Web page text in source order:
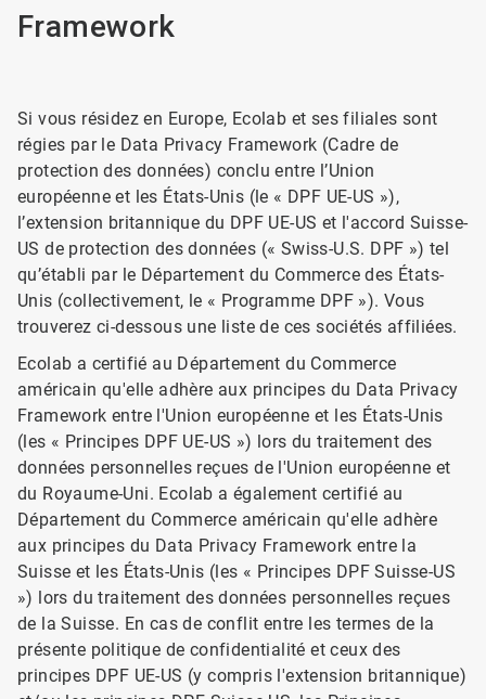
Framework
Si vous résidez en Europe, Ecolab et ses filiales sont
régies par le Data Privacy Framework (Cadre de
protection des données) conclu entre l’Union
européenne et les États-Unis (le « DPF UE-US »),
l’extension britannique du DPF UE-US et l'accord Suisse-
US de protection des données (« Swiss-U.S. DPF ») tel
qu’établi par le Département du Commerce des États-
Unis (collectivement, le « Programme DPF »). Vous
trouverez ci-dessous une liste de ces sociétés affiliées.
Ecolab a certifié au Département du Commerce
américain qu'elle adhère aux principes du Data Privacy
Framework entre l'Union européenne et les États-Unis
(les « Principes DPF UE-US ») lors du traitement des
données personnelles reçues de l'Union européenne et
du Royaume-Uni. Ecolab a également certifié au
Département du Commerce américain qu'elle adhère
aux principes du Data Privacy Framework entre la
Suisse et les États-Unis (les « Principes DPF Suisse-US
») lors du traitement des données personnelles reçues
de la Suisse. En cas de conflit entre les termes de la
présente politique de confidentialité et ceux des
principes DPF UE-US (y compris l'extension britannique)